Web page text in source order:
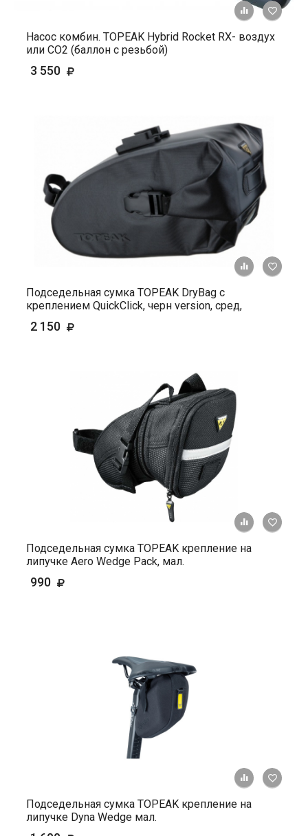
+ К
Насос комбин. TOPEAK Hybrid Rocket RX- воздух
или CO2 (баллон с резьбой)
3 550
+ К
Подседельная сумка TOPEAK DryBag с
креплением QuickClick, черн version, сред,
2 150
+ К
Подседельная сумка TOPEAK крепление на
липучке Aero Wedge Pack, мал.
990
+ К
Подседельная сумка TOPEAK крепление на
липучке Dyna Wedge мал.